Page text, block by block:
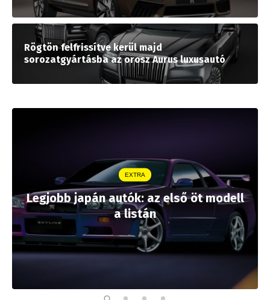
Rögtön felfrissítve kerül majd
sorozatgyártásba az orosz Aurus luxusautó
EXTRA
Legjobb japán autók: az első öt modell
a listán